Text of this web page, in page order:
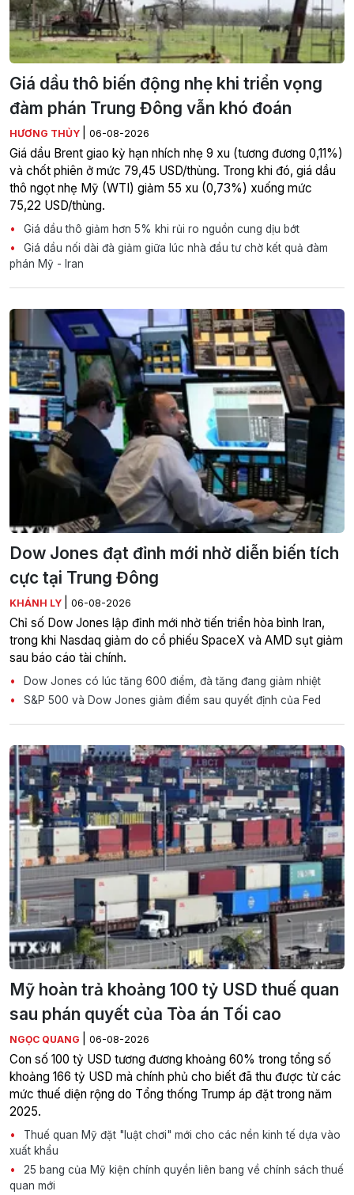
Giá dầu thô biến động nhẹ khi triển vọng
đàm phán Trung Đông vẫn khó đoán
HƯƠNG THỦY 06-08-2026
Giá dầu Brent giao kỳ hạn nhích nhẹ 9 xu (tương đương 0,11%)
và chốt phiên ở mức 79,45 USD/thùng. Trong khi đó, giá dầu
thô ngọt nhẹ Mỹ (WTI) giảm 55 xu (0,73%) xuống mức
75,22 USD/thùng.
Giá dầu thô giảm hơn 5% khi rủi ro nguồn cung dịu bớt
Giá dầu nối dài đà giảm giữa lúc nhà đầu tư chờ kết quả đàm
phán Mỹ - Iran
Dow Jones đạt đỉnh mới nhờ diễn biến tích
cực tại Trung Đông
KHÁNH LY 06-08-2026
Chỉ số Dow Jones lập đỉnh mới nhờ tiến triển hòa bình Iran,
trong khi Nasdaq giảm do cổ phiếu SpaceX và AMD sụt giảm
sau báo cáo tài chính.
Dow Jones có lúc tăng 600 điểm, đà tăng đang giảm nhiệt
S&P 500 và Dow Jones giảm điểm sau quyết định của Fed
Mỹ hoàn trả khoảng 100 tỷ USD thuế quan
sau phán quyết của Tòa án Tối cao
NGỌC QUANG 06-08-2026
Con số 100 tỷ USD tương đương khoảng 60% trong tổng số
khoảng 166 tỷ USD mà chính phủ cho biết đã thu được từ các
mức thuế diện rộng do Tổng thống Trump áp đặt trong năm
2025.
Thuế quan Mỹ đặt "luật chơi" mới cho các nền kinh tế dựa vào
xuất khẩu
25 bang của Mỹ kiện chính quyền liên bang về chính sách thuế
quan mới